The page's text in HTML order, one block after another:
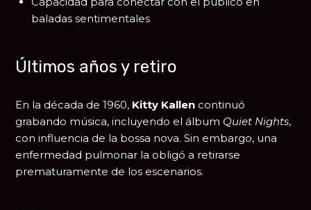
baladas sentimentales
Últimos años y retiro
En la década de 1960, Kitty Kallen continuó
grabando música, incluyendo el álbum Quiet Nights,
con influencia de la bossa nova. Sin embargo, una
enfermedad pulmonar la obligó a retirarse
prematuramente de los escenarios.